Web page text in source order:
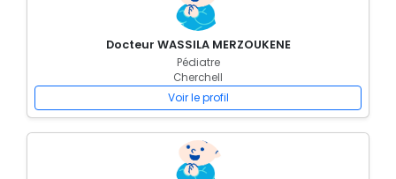
Docteur WASSILA MERZOUKENE
Pédiatre
Cherchell
Voir le profil